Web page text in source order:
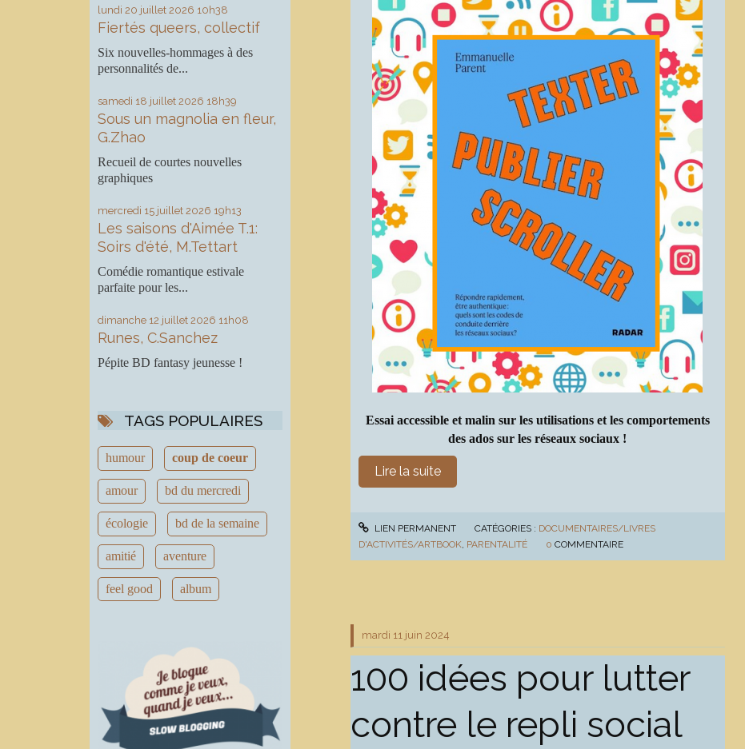
lundi 20 juillet 2026 10h38
Fiertés queers, collectif
Six nouvelles-hommages à des
personnalités de...
samedi 18 juillet 2026 18h39
Sous un magnolia en fleur,
G.Zhao
Recueil de courtes nouvelles
graphiques
mercredi 15 juillet 2026 19h13
Les saisons d'Aimée T.1:
Soirs d'été, M.Tettart
Comédie romantique estivale
parfaite pour les...
dimanche 12 juillet 2026 11h08
Runes, C.Sanchez
Pépite BD fantasy jeunesse !
TAGS POPULAIRES
humour coup de coeur
amour bd du mercredi
écologie bd de la semaine
amitié aventure
feel good album
Essai accessible et malin sur les utilisations et les comportements
des ados sur les réseaux sociaux !
Lire la suite
LIEN PERMANENT CATÉGORIES : DOCUMENTAIRES/LIVRES
D'ACTIVITÉS/ARTBOOK, PARENTALITÉ 0 COMMENTAIRE
mardi 11 juin 2024
100 idées pour lutter
contre le repli social